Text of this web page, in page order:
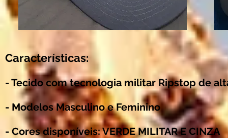
Características:
- Tecido com tecnologia militar Ripstop de
- Modelos Masculino e Feminino
- Cores disponíveis: VERDE MILITAR E CINZA